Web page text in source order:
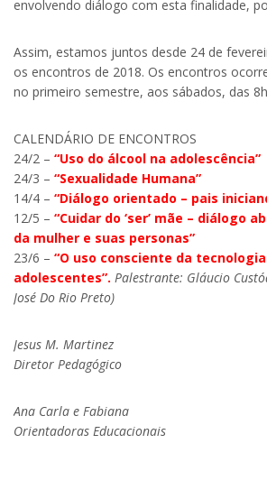
envolvendo diálogo com esta finalidade,
Assim, estamos juntos desde 24 de
os encontros de 2018. Os encontros
no primeiro semestre, aos sábados, das
CALENDÁRIO DE ENCONTROS
24/2 – “Uso do álcool na adolescência”
24/3 – “Sexualidade Humana”
14/4 – “Diálogo orientado – pais
12/5 – “Cuidar do ‘ser’ mãe – diálogo
da mulher e suas personas”
23/6 – “O uso consciente da
adolescentes”. Palestrante: Gláucio
José Do Rio Preto)
Jesus M. Martinez
Diretor Pedagógico
Ana Carla e Fabiana
Orientadoras Educacionais